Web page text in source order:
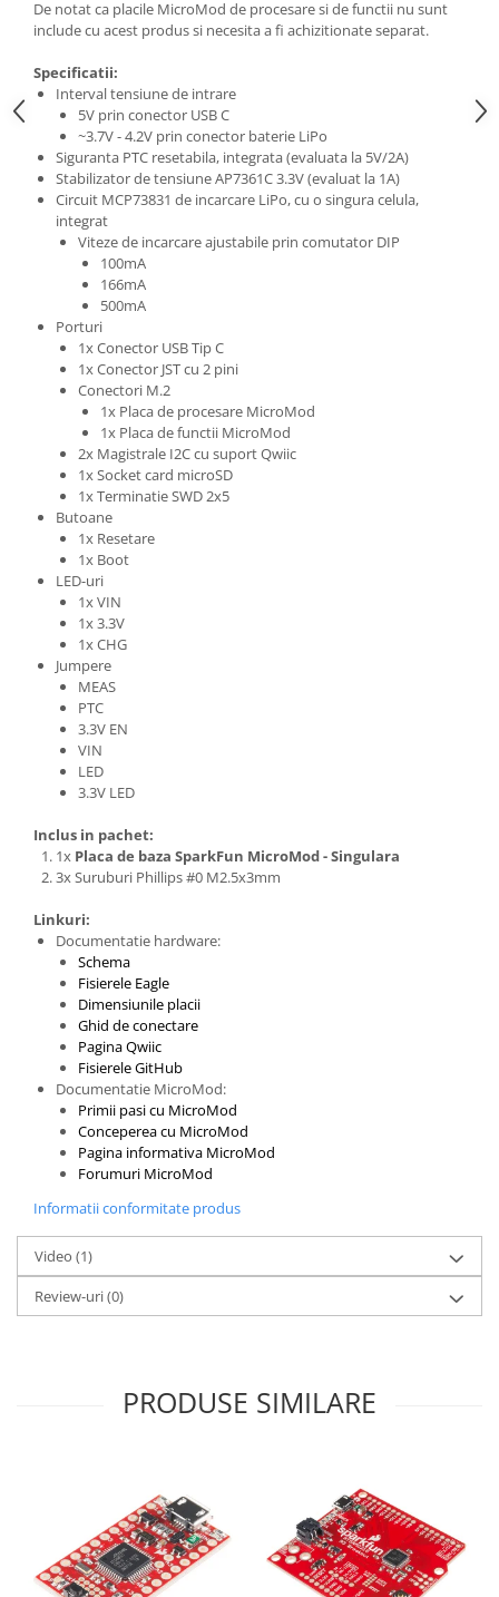
Prusa I3 DIY Kit
Carti
Pentru Incepatori
Kituri incepatori Arduino
Pentru Incepatori
Micro:bit
Junior Robotics
Junior Robotics
Lego Education
STEM Education
Ugears
Kit Roboti
Cadouri
Puzzle mecanic Ugears
Organizator de chei Wunderkey
Constructor foto Mozabrick &
Puzzle lemn Cluebox
Jocuri de societate
Mecanice
3D Printer & CNC
Actuator
Driver
Altele
DC
Servo
Stepper
Encoder
Mecanice
Motoare
Micro Metal
Motoare
Motor 25D
Motoreductor plastic
Stepper
Sub-Micro
Tamiya
Platforme de dezvoltare
Raspberry
De notat ca placile MicroMod de procesare si de functii nu sunt
include cu acest produs si necesita a fi achizitionate separat.
Specificatii:
Interval tensiune de intrare
5V prin conector USB C
~3.7V - 4.2V prin conector baterie LiPo
Siguranta PTC resetabila, integrata (evaluata la 5V/2A)
Stabilizator de tensiune AP7361C 3.3V (evaluat la 1A)
Circuit MCP73831 de incarcare LiPo, cu o singura celula,
integrat
Viteze de incarcare ajustabile prin comutator DIP
100mA
166mA
500mA
Porturi
1x Conector USB Tip C
1x Conector JST cu 2 pini
Conectori M.2
1x Placa de procesare MicroMod
1x Placa de functii MicroMod
2x Magistrale I2C cu suport Qwiic
1x Socket card microSD
1x Terminatie SWD 2x5
Butoane
1x Resetare
1x Boot
LED-uri
1x VIN
1x 3.3V
1x CHG
Jumpere
MEAS
PTC
3.3V EN
VIN
LED
3.3V LED
Inclus in pachet:
1x Placa de baza SparkFun MicroMod - Singulara
3x Suruburi Phillips #0 M2.5x3mm
Linkuri:
Documentatie hardware:
Schema
Fisierele Eagle
Dimensiunile placii
Ghid de conectare
Pagina Qwiic
Fisierele GitHub
Documentatie MicroMod:
Primii pasi cu MicroMod
Conceperea cu MicroMod
Pagina informativa MicroMod
Forumuri MicroMod
Informatii conformitate produs
Video (1)
Review-uri(0)
PRODUSE SIMILARE